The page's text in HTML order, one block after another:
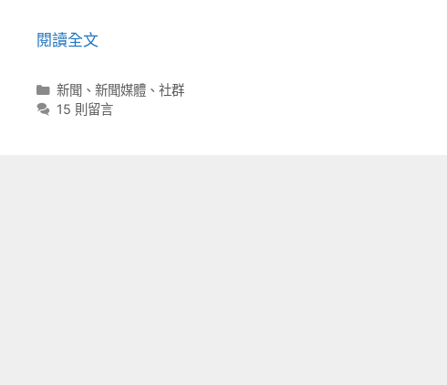
閱讀全文
分
類
新聞 、 新聞媒體、 社群
15 則留言